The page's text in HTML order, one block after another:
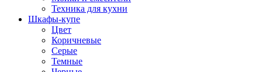
Техника для кухни
Шкафы-купе
Цвет
Коричневые
Серые
Темные